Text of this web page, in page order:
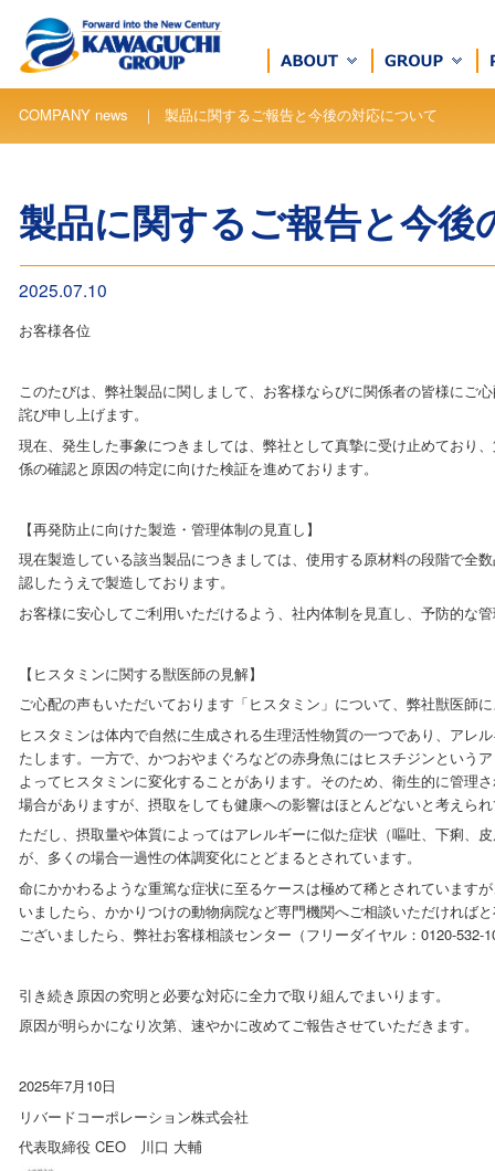
COMPANY news ｜ 製品に関するご報告と今後の対応について
製品に関するご報告と今後
2025.07.10
お客様各位
このたびは、弊社製品に関しまして、お客様ならびに関係者の皆様にご
詫び申し上げます。
現在、発生した事象につきましては、弊社として真摯に受け止めており
係の確認と原因の特定に向けた検証を進めております。
【再発防止に向けた製造・管理体制の見直し】
現在製造している該当製品につきましては、使用する原材料の段階で全
認したうえで製造しております。
お客様に安心してご利用いただけるよう、社内体制を見直し、予防的な
【ヒスタミンに関する獣医師の見解】
ご心配の声もいただいております「ヒスタミン」について、弊社獣医師
ヒスタミンは体内で自然に生成される生理活性物質の一つであり、アレ
たします。一方で、かつおやまぐろなどの赤身魚にはヒスチジンという
よってヒスタミンに変化することがあります。そのため、衛生的に管理
場合がありますが、摂取をしても健康への影響はほとんどないと考えら
ただし、摂取量や体質によってはアレルギーに似た症状（嘔吐、下痢、
が、多くの場合一過性の体調変化にとどまるとされています。
命にかかわるような重篤な症状に至るケースは極めて稀とされています
いましたら、かかりつけの動物病院など専門機関へご相談いただければ
ございましたら、弊社お客様相談センター（フリーダイヤル：0120-
引き続き原因の究明と必要な対応に全力で取り組んでまいります。
原因が明らかになり次第、速やかに改めてご報告させていただきます。
2025年7月10日
リバードコーポレーション株式会社
代表取締役 CEO 川口 大輔